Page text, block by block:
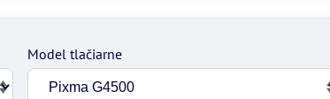
Model tlačiarne